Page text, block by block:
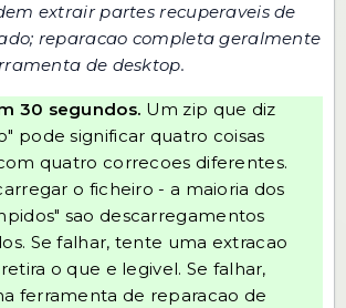
extrair partes recuperaveis de
reparacao completa geralmente
de desktop.
30 segundos. Um zip que diz
pode significar quatro coisas
quatro correcoes diferentes.
o ficheiro - a maioria dos
sao descarregamentos
Se falhar, tente uma extracao
o que e legivel. Se falhar,
ferramenta de reparacao de